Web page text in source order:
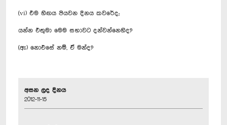
(vi) එම හිඟය පියවන දිනය කවරේද;
යන්න එතුමා මෙම සභාවට දන්වන්නෙහිද?
(ඇ) නොඑසේ නම්, ඒ මන්ද?
අසන ලද දිනය
2012-11-15